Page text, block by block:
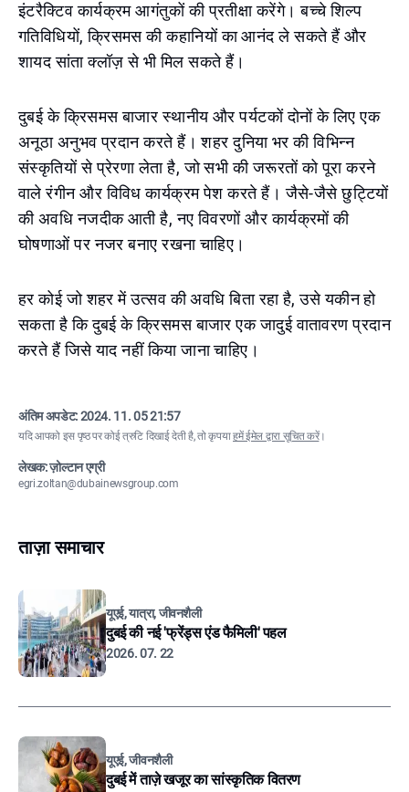
इंटरैक्टिव कार्यक्रम आगंतुकों की प्रतीक्षा करेंगे। बच्चे शिल्प
गतिविधियों, क्रिसमस की कहानियों का आनंद ले सकते हैं और
शायद सांता क्लॉज़ से भी मिल सकते हैं।
दुबई के क्रिसमस बाजार स्थानीय और पर्यटकों दोनों के लिए एक
अनूठा अनुभव प्रदान करते हैं। शहर दुनिया भर की विभिन्न
संस्कृतियों से प्रेरणा लेता है, जो सभी की जरूरतों को पूरा करने
वाले रंगीन और विविध कार्यक्रम पेश करते हैं। जैसे-जैसे छुट्टियों
की अवधि नजदीक आती है, नए विवरणों और कार्यक्रमों की
घोषणाओं पर नजर बनाए रखना चाहिए।
हर कोई जो शहर में उत्सव की अवधि बिता रहा है, उसे यकीन हो
सकता है कि दुबई के क्रिसमस बाजार एक जादुई वातावरण प्रदान
करते हैं जिसे याद नहीं किया जाना चाहिए।
अंतिम अपडेट:2024. 11. 05 21:57
यदि आपको इस पृष्ठ पर कोई त्रुटि दिखाई देती है, तो कृपयाहमें ईमेल द्वारा सूचित करें।
लेखक: ज़ोल्टान एग्री
egri.zoltan@dubainewsgroup.com
ताज़ा समाचार
यूएई, यात्रा, जीवनशैली
दुबई की नई 'फ्रेंड्स एंड फैमिली' पहल
2026. 07. 22
यूएई, जीवनशैली
दुबई में ताज़े खजूर का सांस्कृतिक वितरण